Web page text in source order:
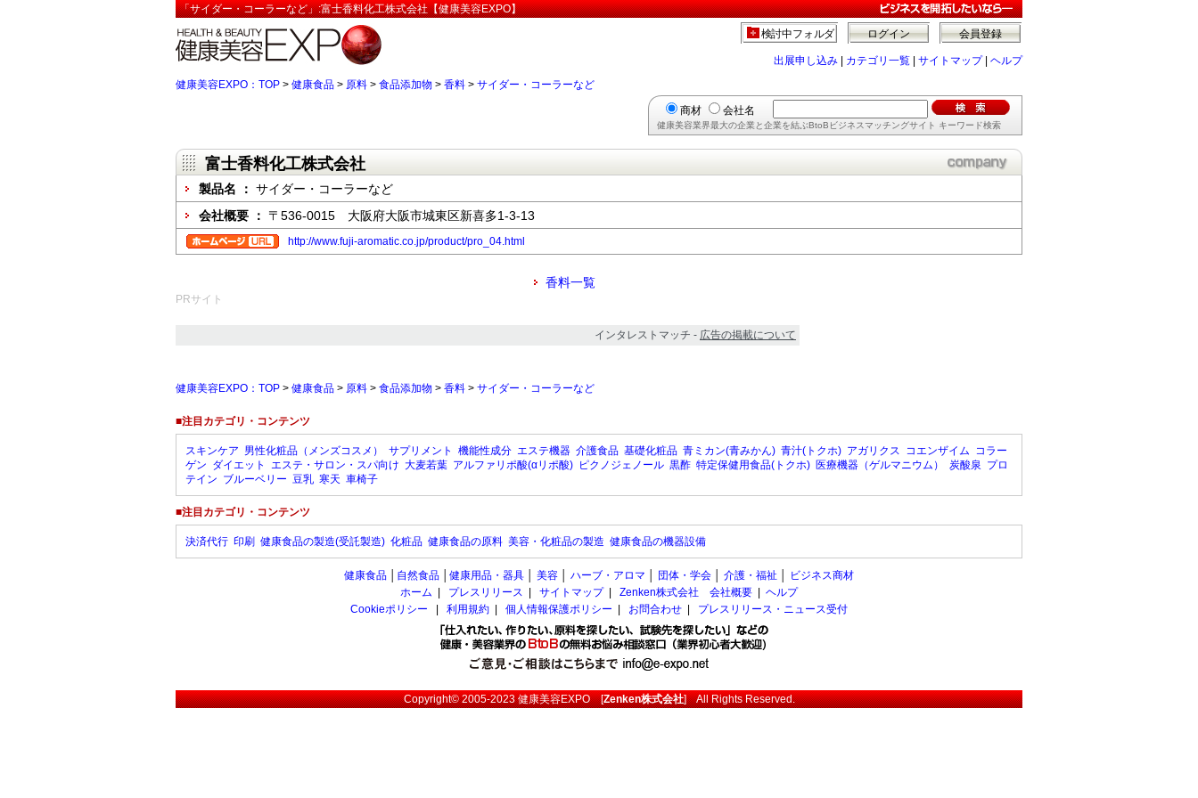
「サイダー・コーラーなど」:富士香料化工株式会社【健康美容EXPO】
会員登録
ログイン
検討中フォルダ
出展申し込み カテゴリ一覧 サイトマップ| ヘルプ
健康美容EXPO：TOP > 健康食品 > 原料 > 食品添加物 > 香料 > サイダー・コーラーなど
商材 会社名
健康美容業界最大の企業と企業を結ぶBtoBビジネスマッチングサイト キーワード検索
富士香料化工株式会社
製品名 ： サイダー・コーラーなど
会社概要 ： 〒536-0015 大阪府大阪市城東区新喜多1-3-13
http://www.fuji-aromatic.co.jp/product/pro_04.html
香料一覧
PRサイト
インタレストマッチ - 広告の掲載について
健康美容EXPO：TOP > 健康食品 > 原料 > 食品添加物 > 香料 > サイダー・コーラーなど
■注目カテゴリ・コンテンツ
スキンケア 男性化粧品（メンズコスメ） サプリメント 機能性成分 エステ機器 介護食品 基礎化粧品 青ミカン(青みかん) 青汁(トクホ) アガリクス コエンザイム コラー
ゲン ダイエット エステ・サロン・スパ向け 大麦若葉 アルファリポ酸(αリポ酸) ピクノジェノール 黒酢 特定保健用食品(トクホ) 医療機器（ゲルマニウム） 炭酸泉 プロ
テイン ブルーベリー 豆乳 寒天 車椅子
■注目カテゴリ・コンテンツ
決済代行 印刷 健康食品の製造(受託製造) 化粧品 健康食品の原料 美容・化粧品の製造 健康食品の機器設備
健康食品 自然食品 健康用品・器具 美容 ハーブ・アロマ 団体・学会 介護・福祉
ビジネス商材
ホーム
プレスリリース サイトマップ| Zenken株式会社 会社概要
ヘルプ
Cookieポリシー
利用規約 個人情報保護ポリシー お問合わせ プレスリリース・ニュース受付
Copyright© 2005-2023健康美容EXPO[Zenken株式会社] All Rights Reserved.